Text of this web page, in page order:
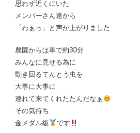
思わず近くにいた
メンバーさん達から
「わぁっ」と声が上がりました
農園からは車で約30分
みんなに見せる為に
動き回るてんとう虫を
大事に大事に
連れて来てくれたたんだなぁ
その気持ち
金メダル級
です